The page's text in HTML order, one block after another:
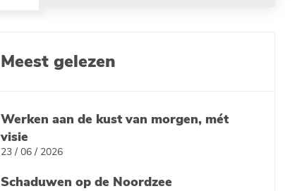
Meest gelezen
Werken aan de kust van morgen, mét
visie
23 / 06 / 2026
Schaduwen op de Noordzee